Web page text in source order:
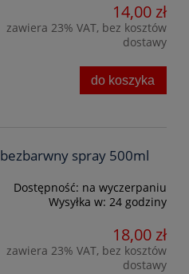
14,00 zł
zawiera 23% VAT, bez kosztów
dostawy
do koszyka
spray 500ml
Dostępność: na wyczerpaniu
Wysyłka w: 24 godziny
18,00 zł
zawiera 23% VAT, bez kosztów
dostawy